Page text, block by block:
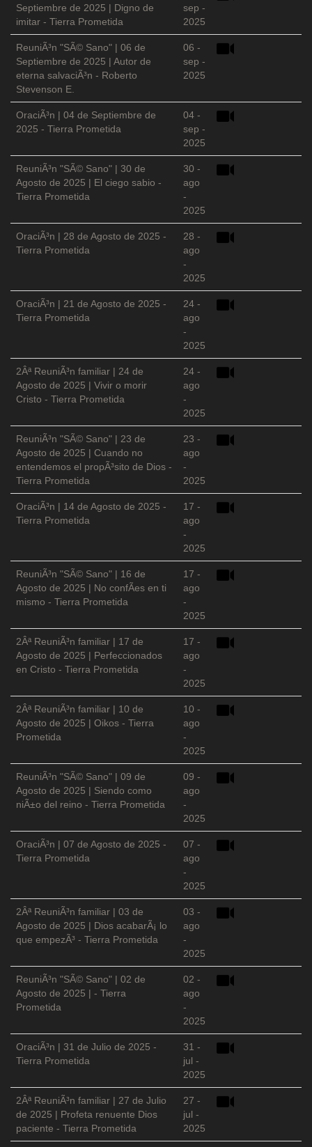
Septiembre de 2025 | Digno de
imitar - Tierra Prometida
sep -
2025
ReuniÃ³n "SÃ© Sano" | 06 de
Septiembre de 2025 | Autor de
eterna salvaciÃ³n - Roberto
Stevenson E.
06 -
sep -
2025
OraciÃ³n | 04 de Septiembre de
2025 - Tierra Prometida
04 -
sep -
2025
ReuniÃ³n "SÃ© Sano" | 30 de
Agosto de 2025 | El ciego sabio -
Tierra Prometida
30 -
ago
-
2025
OraciÃ³n | 28 de Agosto de 2025 -
Tierra Prometida
28 -
ago
-
2025
OraciÃ³n | 21 de Agosto de 2025 -
Tierra Prometida
24 -
ago
-
2025
2Âª ReuniÃ³n familiar | 24 de
Agosto de 2025 | Vivir o morir
Cristo - Tierra Prometida
24 -
ago
-
2025
ReuniÃ³n "SÃ© Sano" | 23 de
Agosto de 2025 | Cuando no
entendemos el propÃ³sito de Dios -
Tierra Prometida
23 -
ago
-
2025
OraciÃ³n | 14 de Agosto de 2025 -
Tierra Prometida
17 -
ago
-
2025
ReuniÃ³n "SÃ© Sano" | 16 de
Agosto de 2025 | No confÃ­es en ti
mismo - Tierra Prometida
17 -
ago
-
2025
2Âª ReuniÃ³n familiar | 17 de
Agosto de 2025 | Perfeccionados
en Cristo - Tierra Prometida
17 -
ago
-
2025
2Âª ReuniÃ³n familiar | 10 de
Agosto de 2025 | Oikos - Tierra
Prometida
10 -
ago
-
2025
ReuniÃ³n "SÃ© Sano" | 09 de
Agosto de 2025 | Siendo como
niÃ±o del reino - Tierra Prometida
09 -
ago
-
2025
OraciÃ³n | 07 de Agosto de 2025 -
Tierra Prometida
07 -
ago
-
2025
2Âª ReuniÃ³n familiar | 03 de
Agosto de 2025 | Dios acabarÃ¡ lo
que empezÃ³ - Tierra Prometida
03 -
ago
-
2025
ReuniÃ³n "SÃ© Sano" | 02 de
Agosto de 2025 | - Tierra
Prometida
02 -
ago
-
2025
OraciÃ³n | 31 de Julio de 2025 -
Tierra Prometida
31 -
jul -
2025
2Âª ReuniÃ³n familiar | 27 de Julio
de 2025 | Profeta renuente Dios
paciente - Tierra Prometida
27 -
jul -
2025